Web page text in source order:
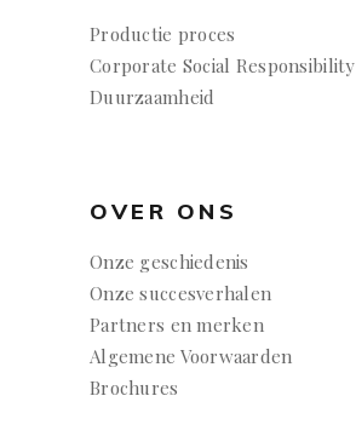
Productie proces
Corporate Social Responsibility
Duurzaamheid
OVER ONS
Onze geschiedenis
Onze succesverhalen
Partners en merken
Algemene Voorwaarden
Brochures